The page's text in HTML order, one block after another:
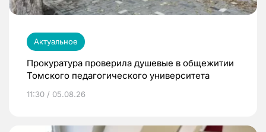
Актуальное
Прокуратура проверила душевые в общежитии
Томского педагогического университета
11:30 / 05.08.26